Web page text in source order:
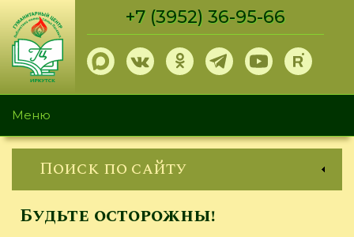
Перейти
основному
содержанию
+7 (3952) 36-95-66
Меню
Поиск по сайту
Будьте осторожны!